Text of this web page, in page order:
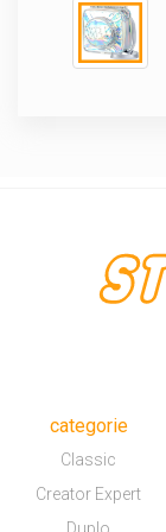
categorie
Classic
Creator Expert